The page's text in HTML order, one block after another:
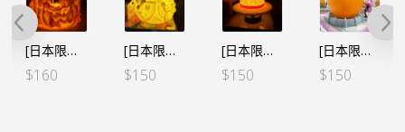
[日本限定] 海賊王 房間小夜燈 – 薩波 火拳
$160
[日本限定] 海賊王 房間小夜燈 – 烈陽號
$150
[日本限定] 海賊王 房間小夜燈 – 路飛 草帽
$150
[日本限定] 海賊王 房間小夜燈 – 父之記憶 大熊&邦妮
$150